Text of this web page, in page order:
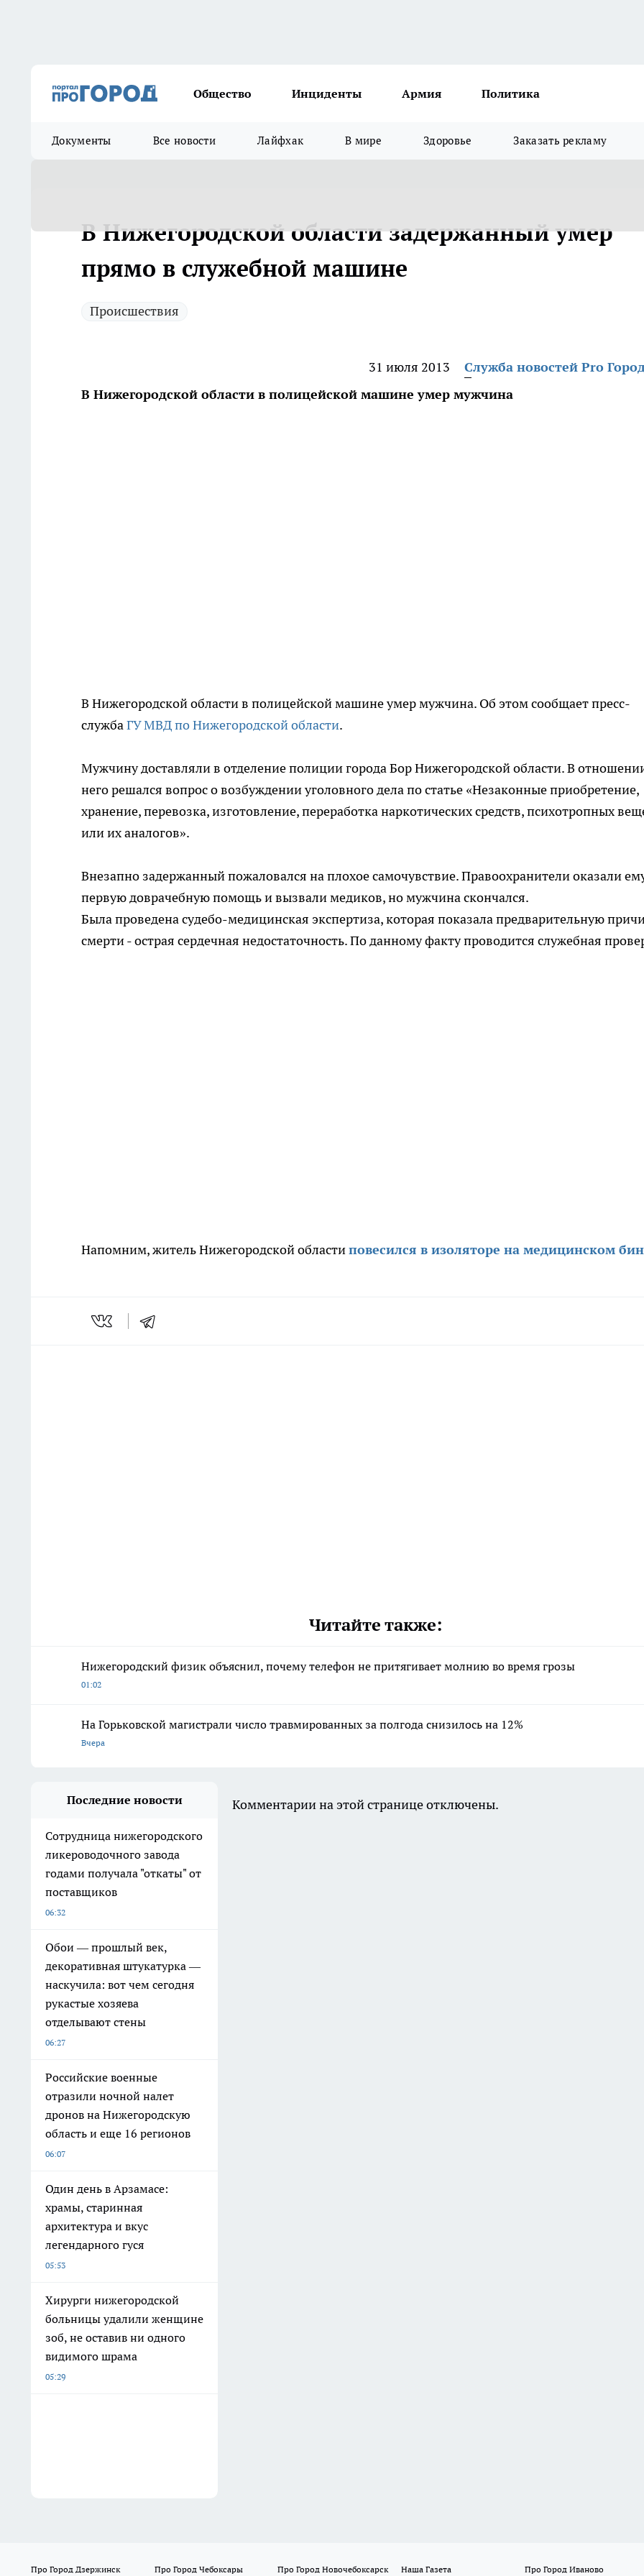
Общество Инциденты Армия Политика
Документы Все новости Лайфхак В мире Здоровье Заказать рекламу
В Нижегородской области задержанный умер
прямо в служебной машине
Происшествия
31 июля 2013
Служба новостей Pro
В Нижегородской области в полицейской машине умер мужчина
В Нижегородской области в полицейской машине умер мужчина. Об этом сообщает пресс-
службаГУ МВД по Нижегородской области.
Мужчину доставляли в отделение полиции города Бор Нижегородской области. В
него решался вопрос о возбуждении уголовного дела по статье «Незаконные приобретение,
хранение, перевозка, изготовление, переработка наркотических средств, психотропных
или их аналогов».
Внезапно задержанный пожаловался на плохое самочувствие. Правоохранители оказали
первую доврачебную помощь и вызвали медиков, но мужчина скончался.
Была проведена судебо-медицинская экспертиза, которая показала предварительную
смерти - острая сердечная недостаточность. По данному факту проводится служебная
Напомним, житель Нижегородской областиповесился в изоляторе на медицинском
Читайте также:
Нижегородский физик объяснил, почему телефон не притягивает молнию во время грозы
01:02
На Горьковской магистрали число травмированных за полгода снизилось на 12%
Вчера
Последние новости
Сотрудница нижегородского
ликероводочного завода
годами получала "откаты" от
поставщиков
06:32
Обои — прошлый век,
декоративная штукатурка —
наскучила: вот чем сегодня
рукастые хозяева
отделывают стены
06:27
Российские военные
отразили ночной налет
дронов на Нижегородскую
область и еще 16 регионов
06:07
Один день в Арзамасе:
храмы, старинная
архитектура и вкус
легендарного гуся
05:53
Хирурги нижегородской
больницы удалили женщине
зоб, не оставив ни одного
видимого шрама
05:29
Комментарии на этой странице отключены.
Про Город Дзержинск Про Город Чебоксары Про Город Новочебоксарск Наша Газета Про Город Иваново